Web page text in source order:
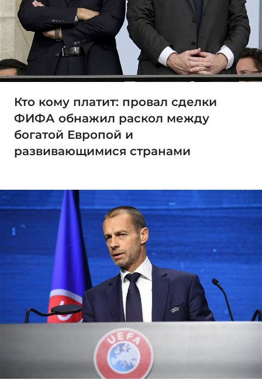
Кто кому платит: провал сделки
ФИФА обнажил раскол между
богатой Европой и
развивающимися странами